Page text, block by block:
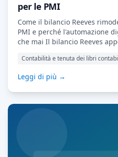
per le PMI
Come il bilancio Reeves
PMI e perché l'automazione
che mai Il bilancio Reeves
del Regno Unito. Con una
sulla trasformazione digitale
disciplina fiscale, il bilancio
chiaro: le aziende devono
Contabilità e tenuta dei libri
Leggi di più →